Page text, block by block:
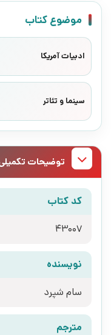
موضوع کتاب
ادبیات آمریکا
سینما و تئاتر
توضیحات
کد کتاب
43007
نویسنده
سام شپرد
مترجم